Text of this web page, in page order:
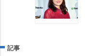
記事